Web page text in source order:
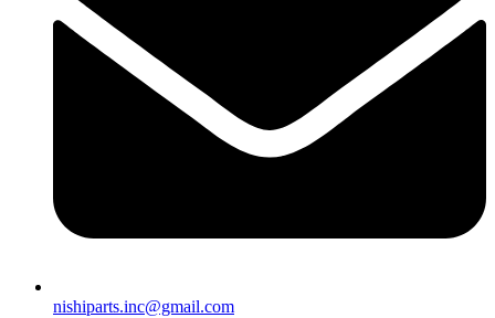
nishiparts.inc@gmail.com